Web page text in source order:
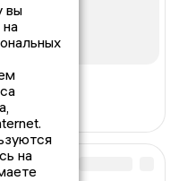
вы
на